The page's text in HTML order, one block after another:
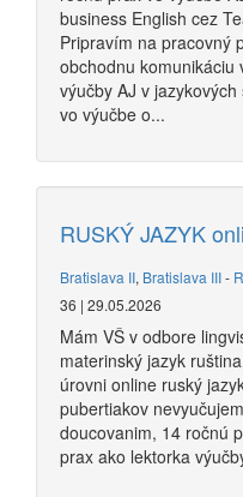
business English cez
Pripravím na pracovný
obchodnu komunikáciu
výučby AJ v
vo výučbe o...
RUSKÝ JAZYK
Bratislava II, Bratislava III-
36 | 29.05.2026
Mám VŠ v odbore
materinský jazyk
úrovni online ruský
pubertiakov
doucovanim, 14 ročnú
prax ako lektorka